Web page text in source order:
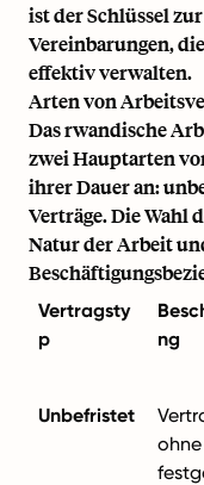
ist der Schlüssel
Vereinbarungen,
effektiv verwalten.
Arten von
Das rwandische
zwei Hauptarten
ihrer Dauer an:
Verträge. Die Wahl
Natur der Arbeit
Vertragsty
p
ng
Unbefristet
ohne